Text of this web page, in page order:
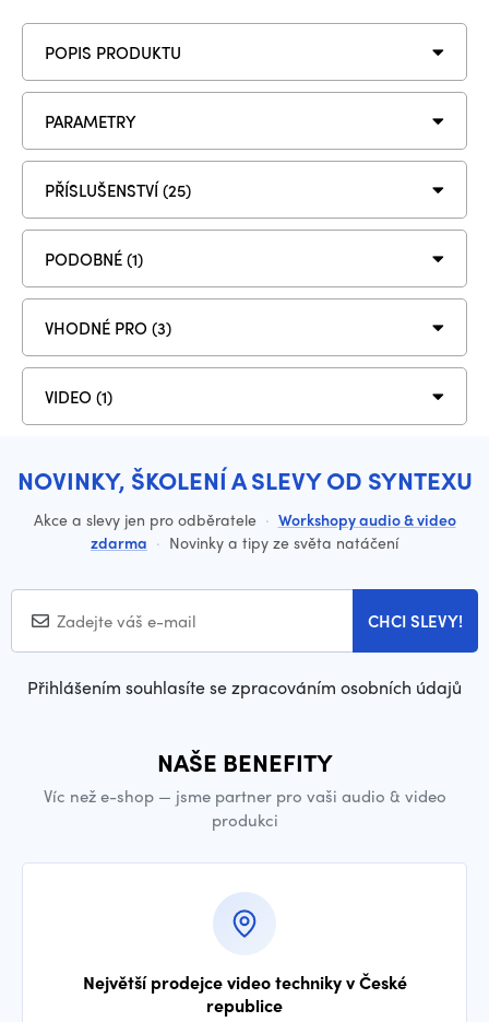
POPIS PRODUKTU
PARAMETRY
PŘÍSLUŠENSTVÍ (25)
PODOBNÉ (1)
VHODNÉ PRO (3)
VIDEO (1)
NOVINKY, ŠKOLENÍ A SLEVY OD SYNTEXU
Akce a slevy jen pro odběratele · Workshopy audio & video
zdarma · Novinky a tipy ze světa natáčení
CHCI SLEVY!
Přihlášením souhlasíte se zpracováním osobních údajů
NAŠE BENEFITY
Víc než e-shop — jsme partner pro vaši audio & video
produkci
Největší prodejce video techniky v České
republice